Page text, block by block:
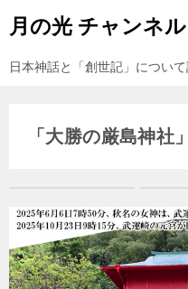
月の光 チャンネル
日本神話と「創世記」について
「大勝の厳島神社